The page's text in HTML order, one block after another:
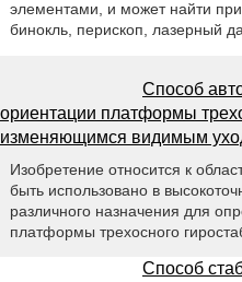
элементами, и может найти
бинокль, перископ, лазерный
Способ
ориентации платформы
изменяющимся видимым
Изобретение относится к
быть использовано в
различного назначения для
платформы трехосного
Способ